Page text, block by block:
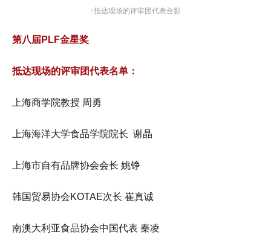
↑抵达现场的评审团代表合影
第八届PLF金星奖
抵达现场的评审团代表名单：
上海商学院教授 周勇
上海海洋大学食品学院院长 谢晶
上海市自有品牌协会会长 姚铮
韩国贸易协会KOTAE次长 崔真诚
南澳大利亚食品协会中国代表 秦凌